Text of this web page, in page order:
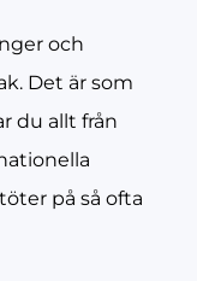
och
Det är som
du allt från
på så ofta